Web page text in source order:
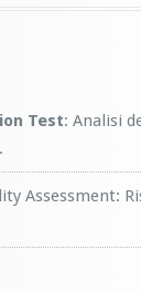
Test: Analisi
Assessment: